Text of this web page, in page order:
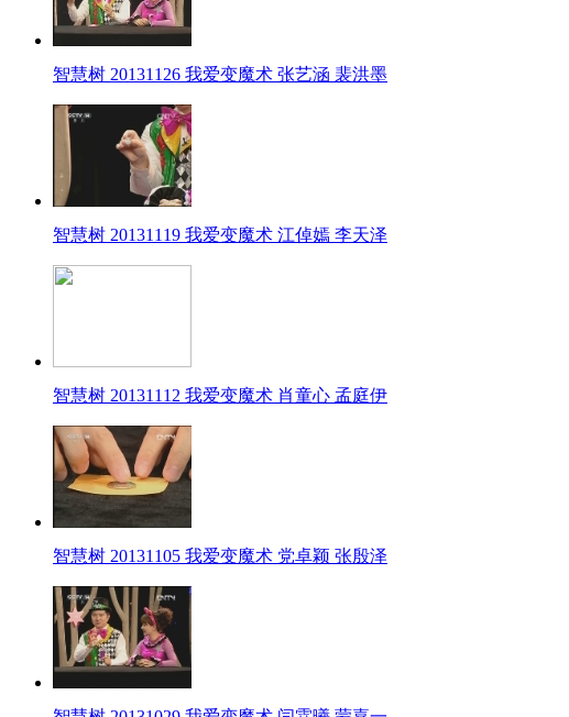
智慧树 20131126 我爱变魔术 张艺涵 裴洪墨
智慧树 20131119 我爱变魔术 江倬嫣 李天泽
智慧树 20131112 我爱变魔术 肖童心 孟庭伊
智慧树 20131105 我爱变魔术 党卓颖 张殷泽